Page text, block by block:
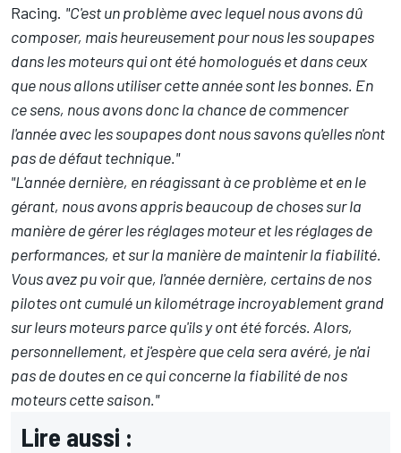
Racing. "C'est un problème avec lequel nous avons dû
composer, mais heureusement pour nous les soupapes
dans les moteurs qui ont été homologués et dans ceux
que nous allons utiliser cette année sont les bonnes. En
ce sens, nous avons donc la chance de commencer
l'année avec les soupapes dont nous savons qu'elles n'ont
pas de défaut technique."
"L'année dernière, en réagissant à ce problème et en le
gérant, nous avons appris beaucoup de choses sur la
manière de gérer les réglages moteur et les réglages de
performances, et sur la manière de maintenir la fiabilité.
Vous avez pu voir que, l'année dernière, certains de nos
pilotes ont cumulé un kilométrage incroyablement grand
sur leurs moteurs parce qu'ils y ont été forcés. Alors,
personnellement, et j'espère que cela sera avéré, je n'ai
pas de doutes en ce qui concerne la fiabilité de nos
moteurs cette saison."
Lire aussi :